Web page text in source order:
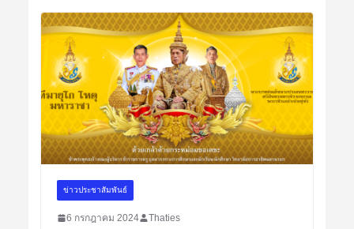
ข่าวประชาสัมพันธ์
6 กรกฎาคม 2024 Thaties